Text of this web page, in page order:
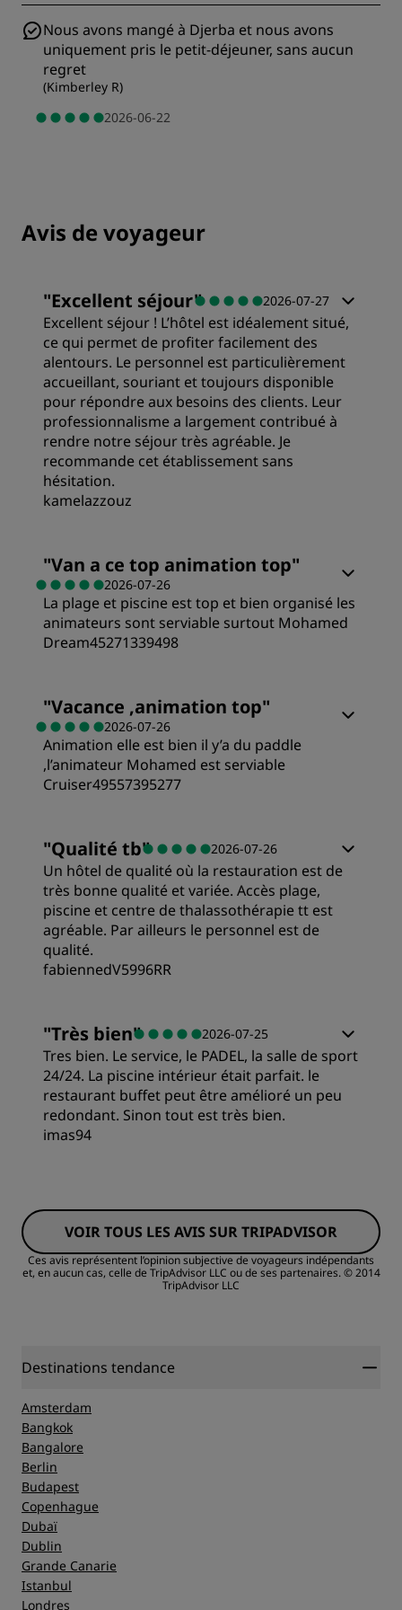
Nous avons mangé à Djerba et nous avons
uniquement pris le petit-déjeuner, sans aucun
regret
(Kimberley R)
2026-06-22
Avis de voyageur
"Excellent séjour" 2026-07-27
Excellent séjour ! L’hôtel est idéalement situé,
ce qui permet de profiter facilement des
alentours. Le personnel est particulièrement
accueillant, souriant et toujours disponible
pour répondre aux besoins des clients. Leur
professionnalisme a largement contribué à
rendre notre séjour très agréable. Je
recommande cet établissement sans
hésitation.
kamelazzouz
Qualité/prix
Emplacement
Propreté
"Van a ce top animation top"
2026-07-26
La plage et piscine est top et bien organisé les
animateurs sont serviable surtout Mohamed
Dream45271339498
Qualité/prix
Emplacement
Propreté
Service
"Vacance ,animation top"
2026-07-26
Animation elle est bien il y’a du paddle
,l’animateur Mohamed est serviable
Cruiser49557395277
Qualité/prix
Literie
Propreté
Service
"Qualité tb" 2026-07-26
Un hôtel de qualité où la restauration est de
très bonne qualité et variée. Accès plage,
piscine et centre de thalassothérapie tt est
agréable. Par ailleurs le personnel est de
qualité.
fabiennedV5996RR
"Très bien" 2026-07-25
Tres bien. Le service, le PADEL, la salle de sport
24/24. La piscine intérieur était parfait. le
restaurant buffet peut être amélioré un peu
redondant. Sinon tout est très bien.
imas94
Qualité/prix
Propreté
Service
VOIR TOUS LES AVIS SUR TRIPADVISOR
Ces avis représentent l’opinion subjective de voyageurs indépendants
et, en aucun cas, celle de TripAdvisor LLC ou de ses partenaires. © 2014
TripAdvisor LLC
Destinations tendance
Amsterdam
Bangkok
Bangalore
Berlin
Budapest
Copenhague
Dubaï
Dublin
Grande Canarie
Istanbul
Londres